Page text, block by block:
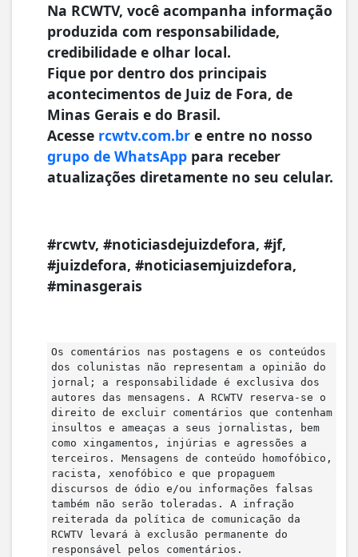
Na RCWTV, você acompanha informação
produzida com responsabilidade,
credibilidade e olhar local.
Fique por dentro dos principais
acontecimentos de Juiz de Fora, de
Minas Gerais e do Brasil.
Acesse rcwtv.com.br e entre no nosso
grupo de WhatsApp para receber
atualizações diretamente no seu celular.
#rcwtv, #noticiasdejuizdefora, #jf,
#juizdefora, #noticiasemjuizdefora,
#minasgerais
Os comentários nas postagens e os conteúdos
dos colunistas não representam a opinião do
jornal; a responsabilidade é exclusiva dos
autores das mensagens. A RCWTV reserva-se o
direito de excluir comentários que contenham
insultos e ameaças a seus jornalistas, bem
como xingamentos, injúrias e agressões a
terceiros. Mensagens de conteúdo homofóbico,
racista, xenofóbico e que propaguem
discursos de ódio e/ou informações falsas
também não serão toleradas. A infração
reiterada da política de comunicação da
RCWTV levará à exclusão permanente do
responsável pelos comentários.